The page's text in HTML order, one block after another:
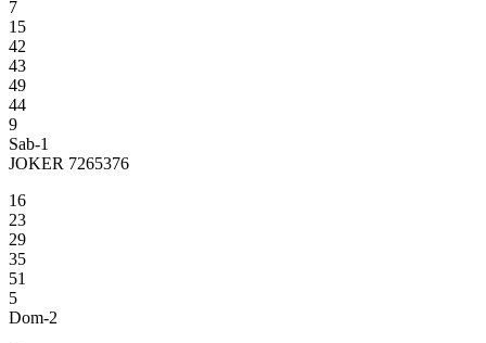
7
15
42
43
49
44
9
Sab-1
JOKER 7265376
16
23
29
35
51
5
Dom-2